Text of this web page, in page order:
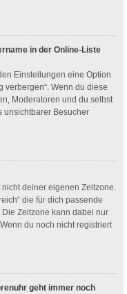
in der Online-Liste
Einstellungen eine Option
verbergen“. Wenn du diese
Moderatoren und du selbst
unsichtbarer Besucher
deiner eigenen Zeitzone.
die für dich passende
Zeitzone kann dabei nur
du noch nicht registriert
geht immer noch